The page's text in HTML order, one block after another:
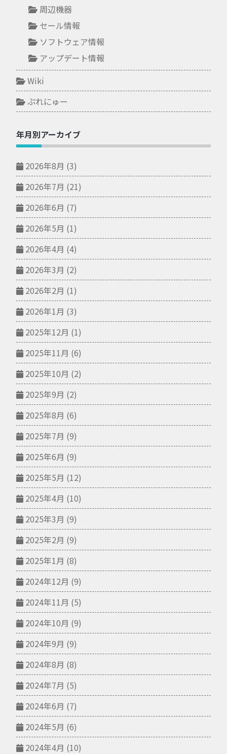
周辺機器
セール情報
ソフトウェア情報
アップデート情報
Wiki
ぷれにゅー
年月別アーカイブ
2026年8月 (3)
2026年7月 (21)
2026年6月 (7)
2026年5月 (1)
2026年4月 (4)
2026年3月 (2)
2026年2月 (1)
2026年1月 (3)
2025年12月 (1)
2025年11月 (6)
2025年10月 (2)
2025年9月 (2)
2025年8月 (6)
2025年7月 (9)
2025年6月 (9)
2025年5月 (12)
2025年4月 (10)
2025年3月 (9)
2025年2月 (9)
2025年1月 (8)
2024年12月 (9)
2024年11月 (5)
2024年10月 (9)
2024年9月 (9)
2024年8月 (8)
2024年7月 (5)
2024年6月 (7)
2024年5月 (6)
2024年4月 (10)